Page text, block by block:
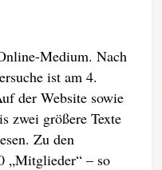
Medium. Nach
ist am 4.
der Website sowie
zwei größere Texte
Zu den
„Mitglieder“ – so